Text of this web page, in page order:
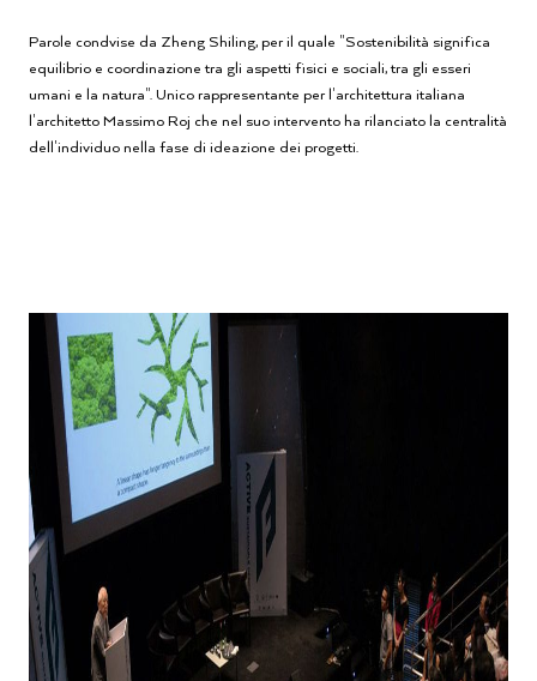
Parole condvise da Zheng Shiling, per il quale "Sostenibilità significa
equilibrio e coordinazione tra gli aspetti fisici e sociali, tra gli esseri
umani e la natura". Unico rappresentante per l'architettura italiana
l'architetto Massimo Roj che nel suo intervento ha rilanciato la centralità
dell'individuo nella fase di ideazione dei progetti.